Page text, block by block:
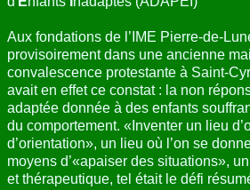
Aux fondations de l’IME Pierre-de-
provisoirement dans une ancienne
convalescence protestante à Saint-
avait en effet ce constat : la non
adaptée donnée à des enfants
du comportement. «Inventer un lieu
d’orientation», un lieu où l’on se
moyens d’«apaiser des situations»,
et thérapeutique, tel était le défi